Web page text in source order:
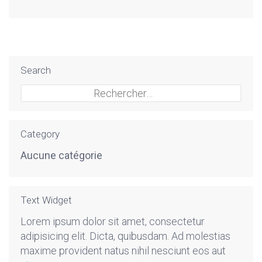
Search
Category
Aucune catégorie
Text Widget
Lorem ipsum dolor sit amet, consectetur
adipisicing elit. Dicta, quibusdam. Ad molestias
maxime provident natus nihil nesciunt eos aut